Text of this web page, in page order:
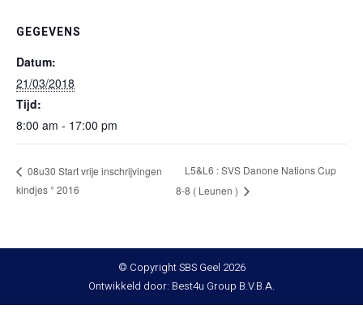
GEGEVENS
Datum:
21/03/2018
Tijd:
8:00 am - 17:00 pm
08u30 Start vrije inschrijvingen
kindjes ° 2016
L5&L6 : SVS Danone Nations Cup
8-8 ( Leunen )
© Copyright SBS Geel 2026
Ontwikkeld door: Best4u Group B.V.B.A.